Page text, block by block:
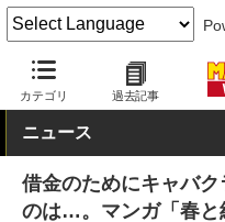
カテゴリ 過去記事
MANGA Watch Web/アプリ
ニュース
借金のためにキャバ
のは…。マンガ「春と